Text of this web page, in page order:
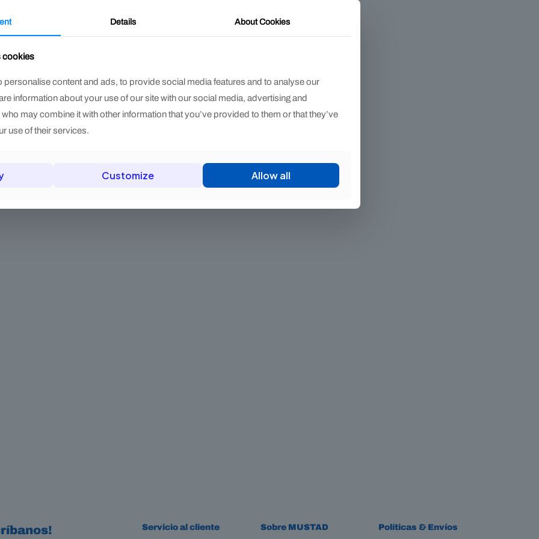
through
Servicio al cliente Sobre MUSTAD Políticas & Envíos
Details AboutCookies
cookies
personalise content and ads, to provide social media features and to analyse our
information about your use of our site with our social media, advertising and
may combine it with other information that you’ve provided to them or that they’ve
use of their services.
Customize Allow all